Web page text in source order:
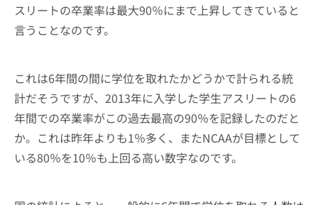
スリートの卒業率は最大90％にまで上昇してきていると
言うことなのです。
これは6年間の間に学位を取れたかどうかで計られる統
計だそうですが、2013年に入学した学生アスリートの6
年間での卒業率がこの過去最高の90％を記録したのだと
か。これは昨年よりも1％多く、またNCAAが目標として
いる80％を10％も上回る高い数字なのです。